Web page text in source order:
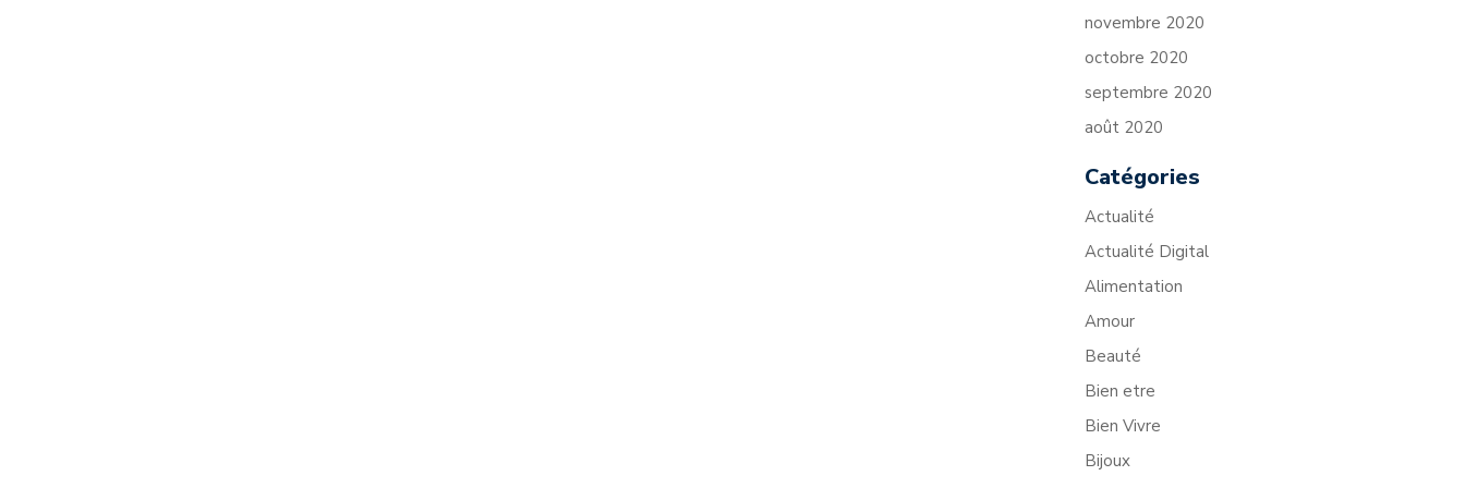
novembre 2020
octobre 2020
septembre 2020
août 2020
Catégories
Actualité
Actualité Digital
Alimentation
Amour
Beauté
Bien etre
Bien Vivre
Bijoux